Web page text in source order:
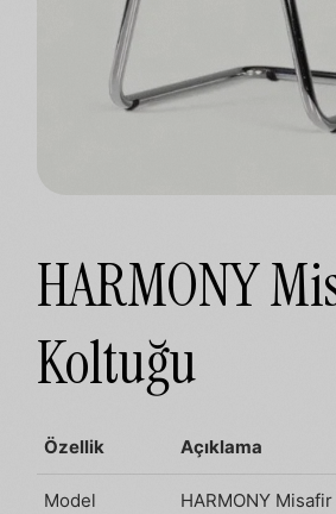
HARMONY
Koltuğu
Özellik Açıklama
Model HARMONY